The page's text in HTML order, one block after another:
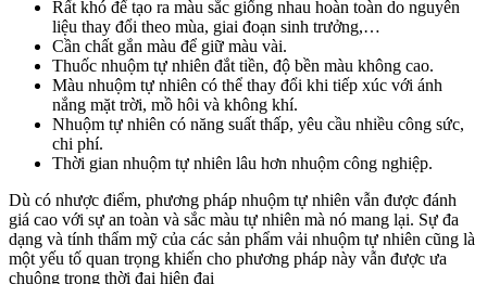
Rất khó để tạo ra màu sắc giống nhau hoàn toàn do nguyên
liệu thay đổi theo mùa, giai đoạn sinh trưởng,…
Cần chất gắn màu để giữ màu vài.
Thuốc nhuộm tự nhiên đắt tiền, độ bền màu không cao.
Màu nhuộm tự nhiên có thể thay đổi khi tiếp xúc với ánh
nắng mặt trời, mồ hôi và không khí.
Nhuộm tự nhiên có năng suất thấp, yêu cầu nhiều công sức,
chi phí.
Thời gian nhuộm tự nhiên lâu hơn nhuộm công nghiệp.
Dù có nhược điểm, phương pháp nhuộm tự nhiên vẫn được đánh
giá cao với sự an toàn và sắc màu tự nhiên mà nó mang lại. Sự đa
dạng và tính thẩm mỹ của các sản phẩm vải nhuộm tự nhiên cũng là
một yếu tố quan trọng khiến cho phương pháp này vẫn được ưa
chuộng trong thời đại hiện đại